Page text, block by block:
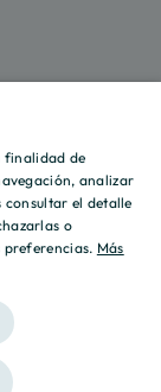
SPANISH
ENGLISH
finalidad de
analizar
consultar el detalle
o
preferencias. Más